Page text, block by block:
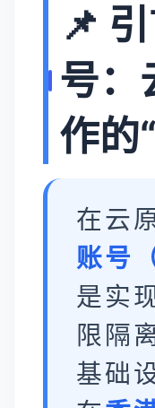
📌
号：
作的
在云
账号
是实
限隔
基础